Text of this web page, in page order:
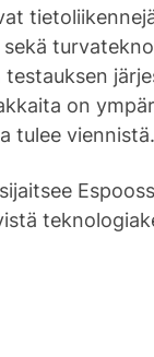
on
tulee viennistä.